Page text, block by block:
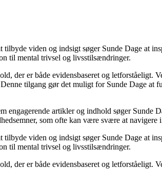
viden og indsigt søger Sunde Dage at
til mental trivsel og livsstilsændringer.
er både evidensbaseret og letforståeligt.
tilgang gør det muligt for Sunde Dage at
artikler og indhold søger Sunde
som ofte kan være svære at navigere
viden og indsigt søger Sunde Dage at
til mental trivsel og livsstilsændringer.
er både evidensbaseret og letforståeligt.